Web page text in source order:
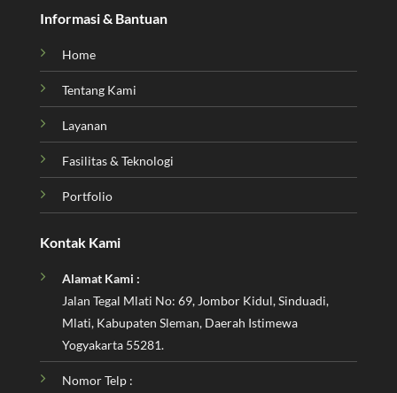
Informasi & Bantuan
Home
Tentang Kami
Layanan
Fasilitas & Teknologi
Portfolio
Kontak Kami
Alamat Kami :
Jalan Tegal Mlati No: 69, Jombor Kidul, Sinduadi,
Mlati, Kabupaten Sleman, Daerah Istimewa
Yogyakarta 55281.
Nomor Telp :